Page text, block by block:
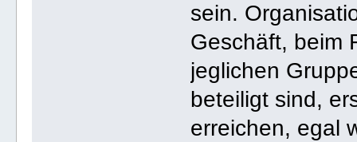
sein.
Geschäft, beim
jeglichen
beteiligt sind,
erreichen, egal